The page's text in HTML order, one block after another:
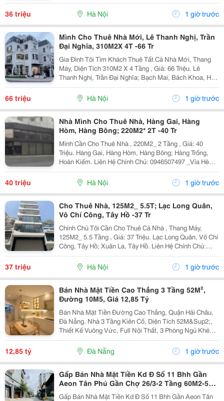
Ba, Khu Đông Dân Cư, Kinh Doanh Sầm Uất,...
36 triệu Hà Nội 1 giờ trước
Mình Cho Thuê Nhà Mới, Lê Thanh Nghị, Trần
Đại Nghĩa, 310M2X 4T -66 Tr
Gia Đình Tôi Tìm Khách Thuê Tất Cả Nhà Mới, Thang
Máy, Diện Tích 310M2 X 4 Tầng , Giá: 66 Triệu. Lê
Thanh Nghị, Trần Đại Nghĩa; Bạch Mai, Bách Khoa, Hai
Bà Trưng. Liên Hệ Chủ Nhà: 0988289962 . Vị Trí Gần
Ngã Ba, Khu Đông Dân Cư, Kinh Doanh Sầm Uất,...
66 triệu Hà Nội 1 giờ trước
Nhà Mình Cho Thuê Nhà, Hàng Gai, Hàng
Hòm, Hàng Bông; 220M2* 2T -40 Tr
Mình Cần Cho Thuê Nhà , 220M2_ 2 Tầng , Giá: 40
Triệu. Hàng Gai, Hàng Hòm, Hàng Bông; Hàng Trống,
Hoàn Kiếm. Liên Hệ Chính Chủ: 0946507497 _Vỉa Hè
Lớn, Mặt Tiền Rộng, Thoáng. _Vị Trí Ngay Ngã Ba, Khu
Đông Dân Cư, Kinh Doanh Sầm Uất, Nhiều Văn
Phòng,...
40 triệu Hà Nội 1 giờ trước
Cho Thuê Nhà, 125M2_ 5.5T; Lạc Long Quân,
Võ Chí Công, Tây Hồ -37 Tr
Chính Chủ Tôi Cần Cho Thuê Cả Nhà , Thang Máy,
125M2_ 5.5 Tầng , Giá: 37 Triệu. Lạc Long Quân, Võ Chí
Công, Tây Hồ; Xuân La, Tây Hồ. Liên Hệ Chính Chủ:
0948646783 _Vỉa Hè Lớn, Mặt Tiền Rộng, Thoáng. _Vị
Trí Ngay Ngã Ba, Khu Đông Dân Cư, Kinh Doanh...
37 triệu Hà Nội 1 giờ trước
Bán Nhà Mặt Tiền Cao Thắng 3 Tầng 52M²,
Đường 10M5, Giá 12,85 Tỷ
Bán Nhà Mặt Tiền Đường Cao Thắng, Quận Hải Châu,
Đà Nẵng. Nhà 3 Tầng Kiên Cố, Diện Tích 52M&Sup2;,
Thiết Kế Vuông Vức, Full Nội Thất, 3 Phòng Ngủ Khép
Kín Và Công Năng Đầy Đủ. Mặt Tiền Đường Rộng
10,5M, Khu Vực Đông Dân Cư, Hoạt Động Kinh Doanh
12,85 tỷ Đà Nẵng 1 giờ trước
Gấp Bán Nhà Mặt Tiền Kd Đ Số 11 Bhh Gần
Aeon Tân Phú Gần Chợ 26/3-2 Tầng 60M2-5
Tỷ7
Gấp Bán Nhà Mặt Tiền Kd Đ Số 11 Bhh Gần Aeon Tân